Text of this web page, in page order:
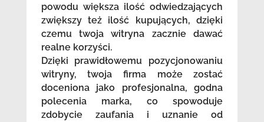
powodu większa ilość odwiedzających
zwiększy też ilość kupujących, dzięki
czemu twoja witryna zacznie dawać
realne korzyści.
Dzięki prawidłowemu pozycjonowaniu
witryny, twoja firma może zostać
doceniona jako profesjonalna, godna
polecenia marka, co spowoduje
zdobycie zaufania i uznanie od